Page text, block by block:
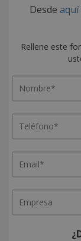
Desde aquí
Rellene este